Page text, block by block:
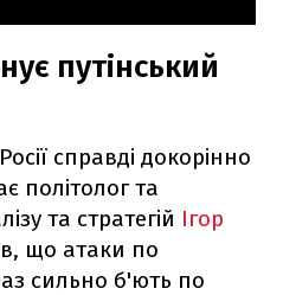
путінський
справді докорінно
політолог та
та стратегій Ігор
що атаки по
сильно б'ють по